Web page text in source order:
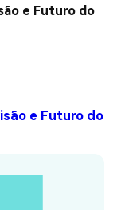
e Futuro do
e Futuro do